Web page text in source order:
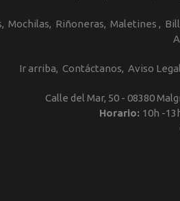
Mochilas Riñoneras Maletines
Ir arriba Contáctanos Aviso Legal
Calle del Mar, 50 - 08380
Horario: 10h -